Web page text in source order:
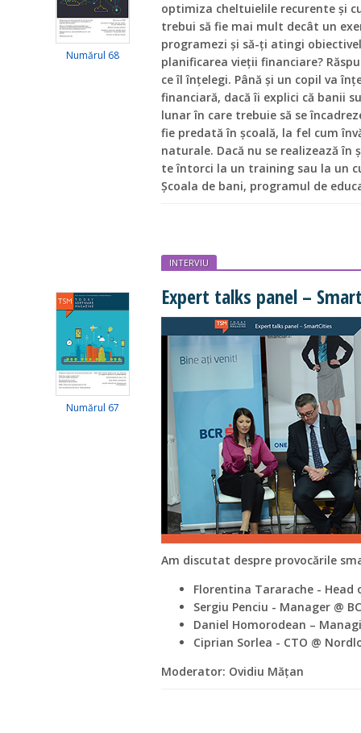
Numărul 68
optimiza cheltuielile recurente și
trebui să fie mai mult decât un
programezi și să-ți atingi
planificarea vieții financiare?
ce îl înțelegi. Până și un copil va
financiară, dacă îi explici că banii
lunar în care trebuie să se
fie predată în școală, la fel cum
naturale. Dacă nu se realizează în
te întorci la un training sau la un
Școala de bani, programul de
Numărul 67
INTERVIU
Expert talks panel –
Am discutat despre provocările
Florentina Tararache - Head
Sergiu Penciu - Manager @
Daniel Homorodean –
Ciprian Sorlea - CTO @
Moderator: Ovidiu Mățan